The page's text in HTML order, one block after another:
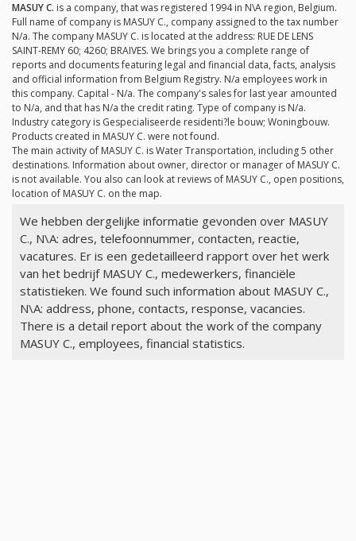
MASUY C. is a company, that was registered 1994 in N\A region, Belgium.
Full name of company is MASUY C., company assigned to the tax number
N/a. The company MASUY C. is located at the address: RUE DE LENS
SAINT-REMY 60; 4260; BRAIVES. We brings you a complete range of
reports and documents featuring legal and financial data, facts, analysis
and official information from Belgium Registry. N/a employees work in
this company. Capital - N/a. The company's sales for last year amounted
to N/a, and that has N/a the credit rating. Type of company is N/a.
Industry category is Gespecialiseerde residenti?le bouw; Woningbouw.
Products created in MASUY C. were not found.
The main activity of MASUY C. is Water Transportation, including 5 other
destinations. Information about owner, director or manager of MASUY C.
is not available. You also can look at reviews of MASUY C., open positions,
location of MASUY C. on the map.
We hebben dergelijke informatie gevonden over MASUY
C., N\A: adres, telefoonnummer, contacten, reactie,
vacatures. Er is een gedetailleerd rapport over het werk
van het bedrijf MASUY C., medewerkers, financiële
statistieken. We found such information about MASUY C.,
N\A: address, phone, contacts, response, vacancies.
There is a detail report about the work of the company
MASUY C., employees, financial statistics.